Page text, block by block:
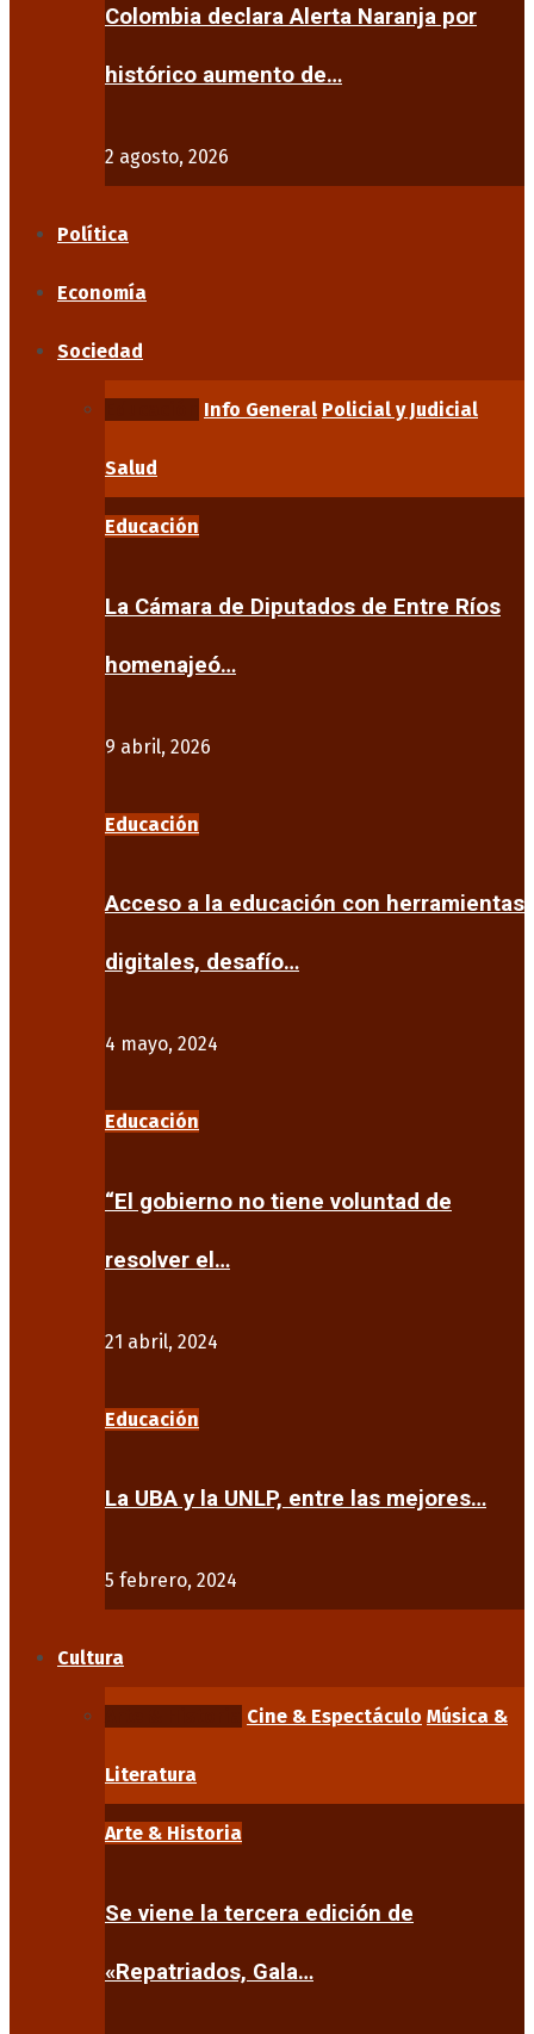
Colombia declara Alerta Naranja por
histórico aumento de…
2 agosto, 2026
Política
Economía
Sociedad
Info General Policial y Judicial
Salud
Educación
La Cámara de Diputados de Entre Ríos
homenajeó…
9 abril, 2026
Educación
Acceso a la educación con herramientas
digitales, desafío…
4 mayo, 2024
Educación
“El gobierno no tiene voluntad de
resolver el…
21 abril, 2024
Educación
La UBA y la UNLP, entre las mejores…
5 febrero, 2024
Cultura
Cine & Espectáculo Música &
Literatura
Arte & Historia
Se viene la tercera edición de
«Repatriados, Gala…